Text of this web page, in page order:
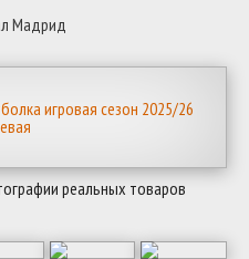
Мадрид
реальных товаров